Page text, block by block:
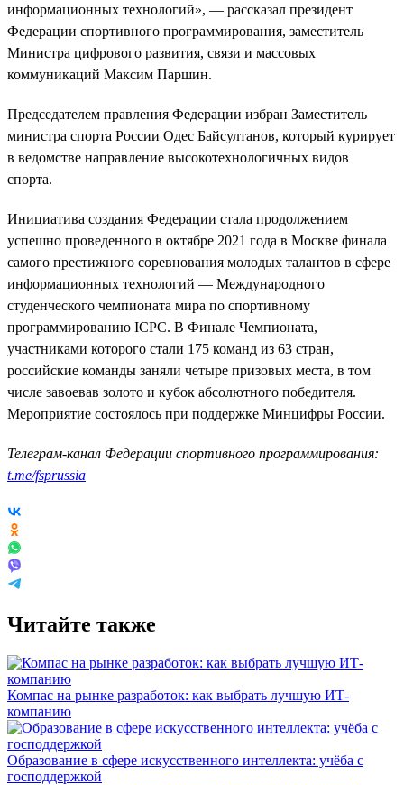
информационных технологий», — рассказал президент
Федерации спортивного программирования, заместитель
Министра цифрового развития, связи и массовых
коммуникаций Максим Паршин.
Председателем правления Федерации избран Заместитель
министра спорта России Одес Байсултанов, который курирует
в ведомстве направление высокотехнологичных видов
спорта.
Инициатива создания Федерации стала продолжением
успешно проведенного в октябре 2021 года в Москве финала
самого престижного соревнования молодых талантов в сфере
информационных технологий — Международного
студенческого чемпионата мира по спортивному
программированию ICPC. В Финале Чемпионата,
участниками которого стали 175 команд из 63 стран,
российские команды заняли четыре призовых места, в том
числе завоевав золото и кубок абсолютного победителя.
Мероприятие состоялось при поддержке Минцифры России.
Телеграм-канал Федерации спортивного программирования:
t.me/fsprussia
Читайте также
Компас на рынке разработок: как выбрать лучшую ИТ-
компанию
Образование в сфере искусственного интеллекта: учёба с
господдержкой